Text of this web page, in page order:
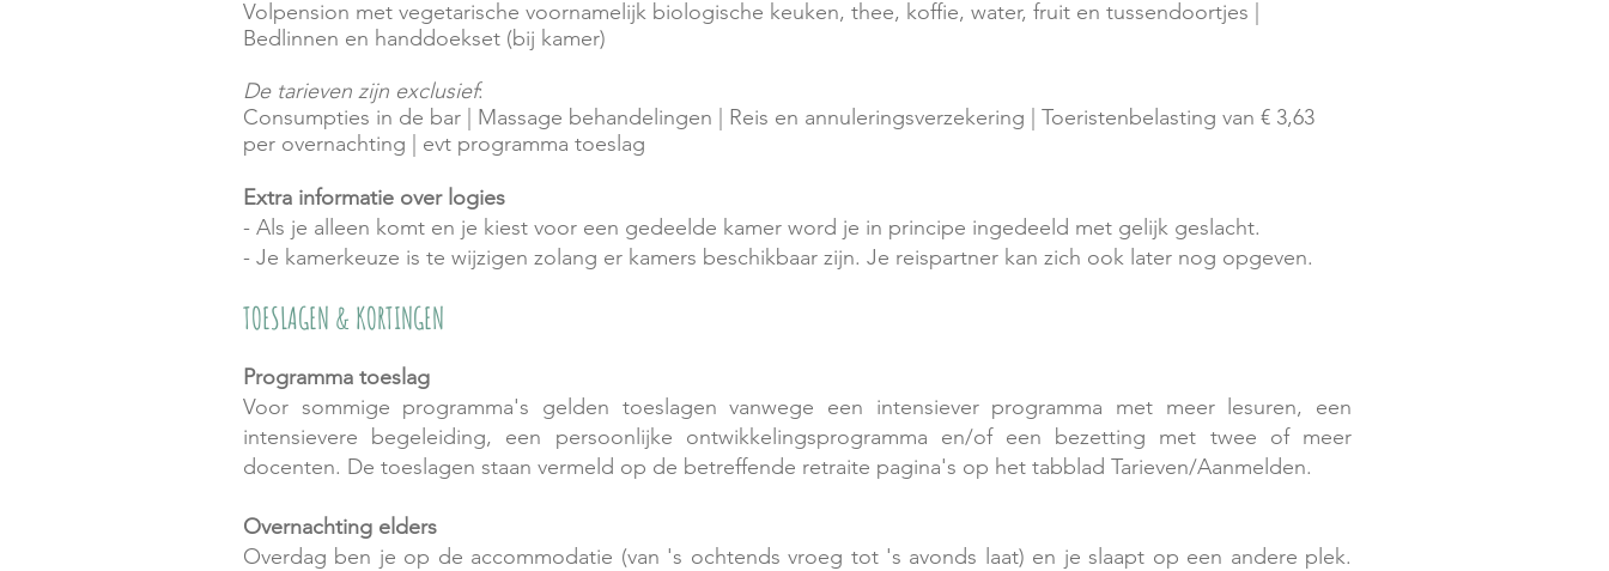
Volpension met vegetarische voornamelijk biologische keuken, thee, koffie, water, fruit en tussendoortjes |
Bedlinnen en handdoekset (bij kamer)
De tarieven zijn exclusief:
Consumpties in de bar | Massage behandelingen | Reis en annuleringsverzekering | Toeristenbelasting van € 3,63
per overnachting | evt programma toeslag
Extra informatie over logies
- Als je alleen komt en je kiest voor een gedeelde kamer word je in principe ingedeeld met gelijk geslacht.
- Je kamerkeuze is te wijzigen zolang er kamers beschikbaar zijn. Je reispartner kan zich ook later nog opgeven.
TOESLAGEN & KORTINGEN
Programma toeslag
Voor sommige programma's gelden toeslagen vanwege een intensiever programma met meer lesuren, een
intensievere begeleiding, een persoonlijke ontwikkelingsprogramma en/of een bezetting met twee of meer
docenten. De toeslagen staan vermeld op de betreffende retraite pagina's op het tabblad Tarieven/Aanmelden.
Overnachting elders
Overdag ben je op de accommodatie (van 's ochtends vroeg tot 's avonds laat) en je slaapt op een andere plek.